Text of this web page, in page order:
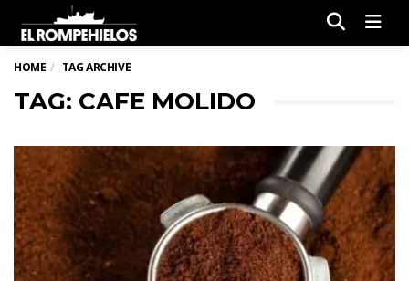
HOME TAG ARCHIVE
TAG: CAFE MOLIDO